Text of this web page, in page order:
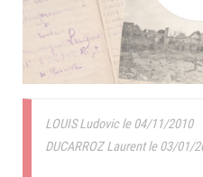
LOUIS Ludovic le 04/11/2010
DUCARROZ Laurent le 03/01/